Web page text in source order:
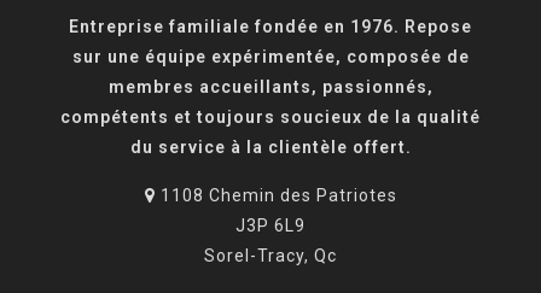
Entreprise familiale fondée en 1976. Repose
sur une équipe expérimentée, composée de
membres accueillants, passionnés,
compétents et toujours soucieux de la qualité
du service à la clientèle offert.
1108 Chemin des Patriotes
J3P 6L9
Sorel-Tracy, Qc